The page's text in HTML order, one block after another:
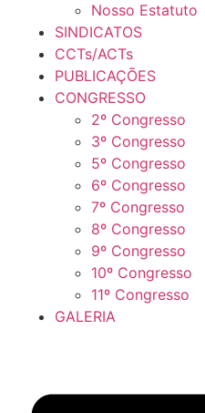
Nosso Estatuto
SINDICATOS
CCTs/ACTs
PUBLICAÇÕES
CONGRESSO
2º Congresso
3º Congresso
5º Congresso
6º Congresso
7º Congresso
8º Congresso
9º Congresso
10º Congresso
11º Congresso
GALERIA